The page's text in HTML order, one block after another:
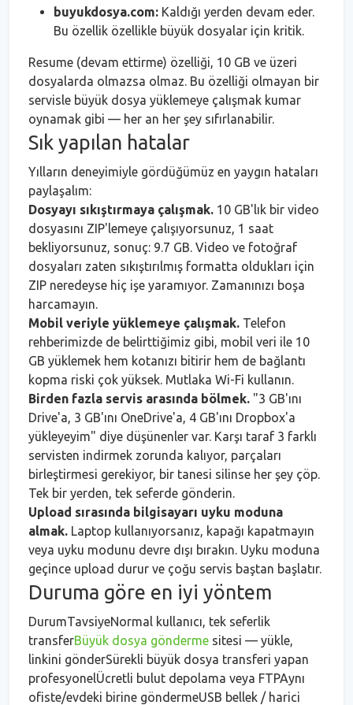
buyukdosya.com: Kaldığı yerden devam eder.
Bu özellik özellikle büyük dosyalar için kritik.
Resume (devam ettirme) özelliği, 10 GB ve üzeri
dosyalarda olmazsa olmaz. Bu özelliği olmayan bir
servisle büyük dosya yüklemeye çalışmak kumar
oynamak gibi — her an her şey sıfırlanabilir.
Sık yapılan hatalar
Yılların deneyimiyle gördüğümüz en yaygın hataları
paylaşalım:
Dosyayı sıkıştırmaya çalışmak. 10 GB'lık bir video
dosyasını ZIP'lemeye çalışıyorsunuz, 1 saat
bekliyorsunuz, sonuç: 9.7 GB. Video ve fotoğraf
dosyaları zaten sıkıştırılmış formatta oldukları için
ZIP neredeyse hiç işe yaramıyor. Zamanınızı boşa
harcamayın.
Mobil veriyle yüklemeye çalışmak. Telefon
rehberimizde de belirttiğimiz gibi, mobil veri ile 10
GB yüklemek hem kotanızı bitirir hem de bağlantı
kopma riski çok yüksek. Mutlaka Wi-Fi kullanın.
Birden fazla servis arasında bölmek. "3 GB'ını
Drive'a, 3 GB'ını OneDrive'a, 4 GB'ını Dropbox'a
yükleyeyim" diye düşünenler var. Karşı taraf 3 farklı
servisten indirmek zorunda kalıyor, parçaları
birleştirmesi gerekiyor, bir tanesi silinse her şey çöp.
Tek bir yerden, tek seferde gönderin.
Upload sırasında bilgisayarı uyku moduna
almak. Laptop kullanıyorsanız, kapağı kapatmayın
veya uyku modunu devre dışı bırakın. Uyku moduna
geçince upload durur ve çoğu servis baştan başlatır.
Duruma göre en iyi yöntem
DurumTavsiyeNormal kullanıcı, tek seferlik
transferBüyük dosya gönderme sitesi — yükle,
linkini gönderSürekli büyük dosya transferi yapan
profesyonelÜcretli bulut depolama veya FTPAynı
ofiste/evdeki birine göndermeUSB bellek / harici